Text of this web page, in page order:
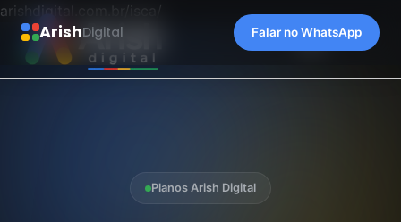
arishdigital.com.br/isca/
ArishDigital Falar no WhatsApp
Planos Arish Digital